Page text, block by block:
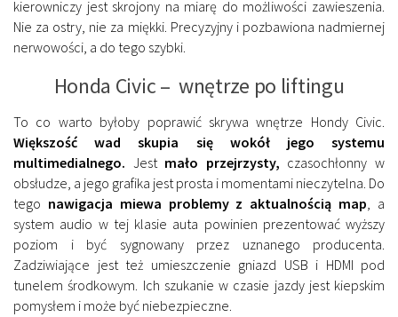
kierowniczy jest skrojony na miarę do możliwości zawieszenia.
Nie za ostry, nie za miękki. Precyzyjny i pozbawiona nadmiernej
nerwowości, a do tego szybki.
Honda Civic – wnętrze po liftingu
To co warto byłoby poprawić skrywa wnętrze Hondy Civic.
Większość wad skupia się wokół jego systemu
multimedialnego. Jest mało przejrzysty, czasochłonny w
obsłudze, a jego grafika jest prosta i momentami nieczytelna. Do
tego nawigacja miewa problemy z aktualnością map, a
system audio w tej klasie auta powinien prezentować wyższy
poziom i być sygnowany przez uznanego producenta.
Zadziwiające jest też umieszczenie gniazd USB i HDMI pod
tunelem środkowym. Ich szukanie w czasie jazdy jest kiepskim
pomysłem i może być niebezpieczne.